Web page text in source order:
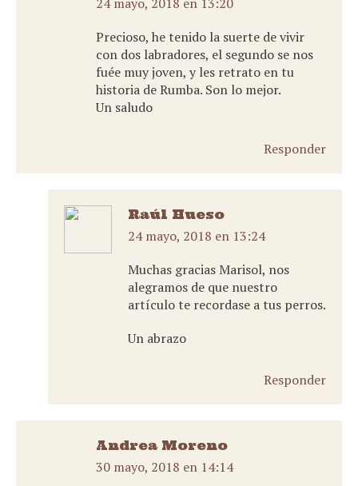
dice:
Precioso, he tenido la suerte de vivir
con dos labradores, el segundo se nos
fuée muy joven, y les retrato en tu
historia de Rumba. Son lo mejor.
Un saludo
Responder
Raúl Hueso
dice:
24 mayo, 2018 en 13:24
Muchas gracias Marisol, nos
alegramos de que nuestro
artículo te recordase a tus perros.
Un abrazo
Responder
Andrea Moreno
dice:
30 mayo, 2018 en 14:14